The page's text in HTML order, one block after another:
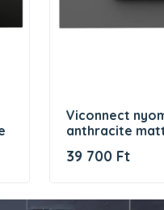
viconnect nyomólap 300s,
anthracite
39 700 Ft